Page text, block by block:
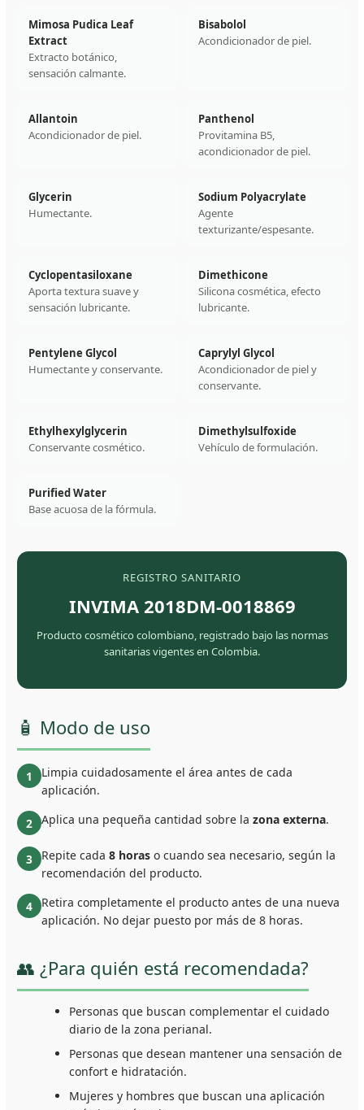
Mimosa Pudica Leaf
Extract
Extracto botánico,
sensación calmante.
Bisabolol
Acondicionador de piel.
Allantoin
Acondicionador de piel.
Panthenol
Provitamina B5,
acondicionador de piel.
Glycerin
Humectante.
Sodium Polyacrylate
Agente
texturizante/espesante.
Cyclopentasiloxane
Aporta textura suave y
sensación lubricante.
Dimethicone
Silicona cosmética, efecto
lubricante.
Pentylene Glycol
Humectante y conservante.
Caprylyl Glycol
Acondicionador de piel y
conservante.
Ethylhexylglycerin
Conservante cosmético.
Dimethylsulfoxide
Vehículo de formulación.
Purified Water
Base acuosa de la fórmula.
REGISTRO SANITARIO
INVIMA 2018DM-0018869
Producto cosmético colombiano, registrado bajo las normas
sanitarias vigentes en Colombia.
🧴 Modo de uso
1
Limpia cuidadosamente el área antes de cada
aplicación.
2 Aplica una pequeña cantidad sobre lazona externa.
3 Repite cada8 horas o cuando sea necesario, según la
recomendación del producto.
4
Retira completamente el producto antes de una nueva
aplicación. No dejar puesto por más de 8 horas.
👥 ¿Para quién está recomendada?
Personas que buscan complementar el cuidado
diario de la zona perianal.
Personas que desean mantener una sensación de
confort e hidratación.
Mujeres y hombres que buscan una aplicación